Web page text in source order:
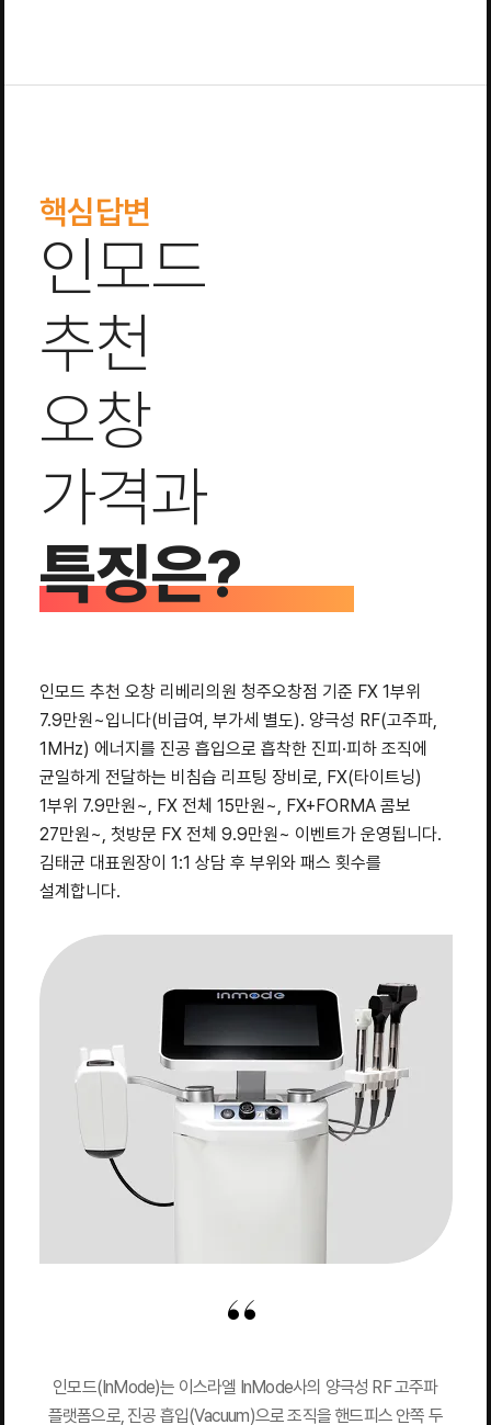
핵심답변
인모드
추천
오창
가격과
특징은?
인모드 추천 오창 리베리의원 청주오창점 기준 FX 1부위
7.9만원~입니다(비급여, 부가세 별도). 양극성 RF(고주파,
1MHz) 에너지를 진공 흡입으로 흡착한 진피·피하 조직에
균일하게 전달하는 비침습 리프팅 장비로, FX(타이트닝)
1부위 7.9만원~, FX 전체 15만원~, FX+FORMA 콤보
27만원~, 첫방문 FX 전체 9.9만원~ 이벤트가 운영됩니다.
김태균 대표원장이 1:1 상담 후 부위와 패스 횟수를
설계합니다.
인모드(InMode)는 이스라엘 InMode사의 양극성 RF 고주파
플랫폼으로, 진공 흡입(Vacuum)으로 조직을 핸드피스 안쪽 두